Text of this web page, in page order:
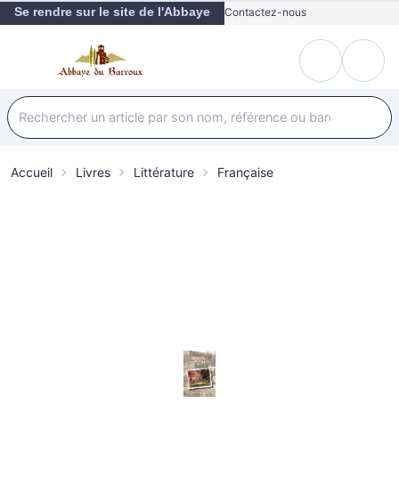
Se rendre sur le site de l'Abbaye Contactez-nous
Accueil Livres Littérature Française